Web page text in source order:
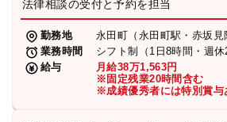
法律相談の受付と予約を担当
勤務地
永田町（永田町駅・赤坂見
業務時間
シフト制（1日8時間・週休
給与
月給38万1,563円
※固定残業20時間含む
※成績優秀者には特別賞与